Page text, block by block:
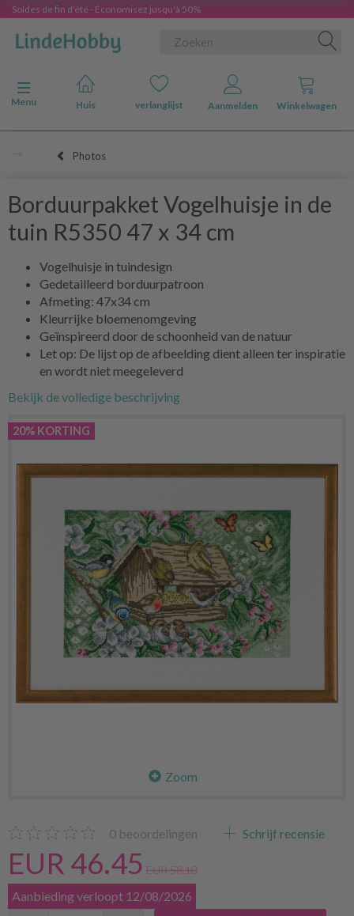
Soldes de fin d'été - Économisez jusqu'à 50%
Navigatie in-/uitschakelen
Menu
Huis verlanglijst Aanmelden Winkelwagen
Photos
Borduurpakket Vogelhuisje in de
tuin R5350 47 x 34 cm
Vogelhuisje in tuindesign
Gedetailleerd borduurpatroon
Afmeting: 47x34 cm
Kleurrijke bloemenomgeving
Geïnspireerd door de schoonheid van de natuur
Let op: De lijst op de afbeelding dient alleen ter inspiratie
en wordt niet meegeleverd
Bekijk de volledige beschrijving
20% KORTING
Zoom
0 beoordelingen Schrijf recensie
EUR 46.45 EUR 58.10
Aanbieding verloopt 12/08/2026